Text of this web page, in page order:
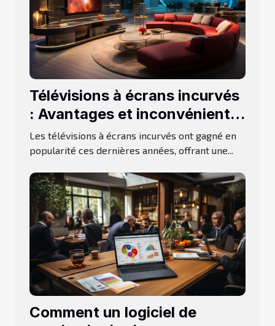
Télévisions à écrans incurvés
: Avantages et inconvénients
de ce type d’écran
Les télévisions à écrans incurvés ont gagné en
popularité ces dernières années, offrant une...
Comment un logiciel de